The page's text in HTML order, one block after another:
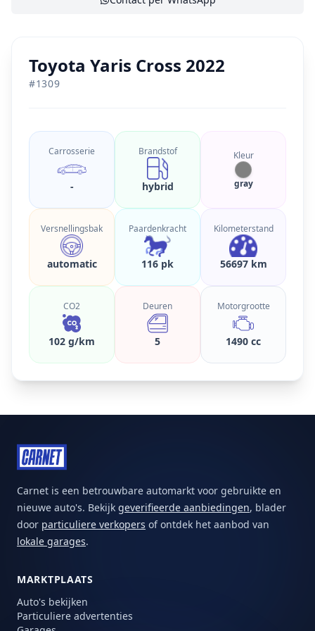
Toyota Yaris Cross 2022
#1309
Carrosserie
-
Brandstof
hybrid
Kleur
gray
Versnellingsbak
automatic
Paardenkracht
116 pk
Kilometerstand
56697 km
CO2
102 g/km
Deuren
5
Motorgrootte
1490 cc
Carnet is een betrouwbare automarkt voor gebruikte en
nieuwe auto's. Bekijk geverifieerde aanbiedingen, blader
door particuliere verkopers of ontdek het aanbod van
lokale garages.
MARKTPLAATS
Auto's bekijken
Particuliere advertenties